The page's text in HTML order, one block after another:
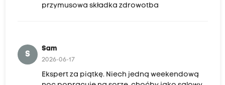
przymusowa składka zdrowotba
S
Sam
2026-06-17
Ekspert za piątkę. Niech jedną weekendową